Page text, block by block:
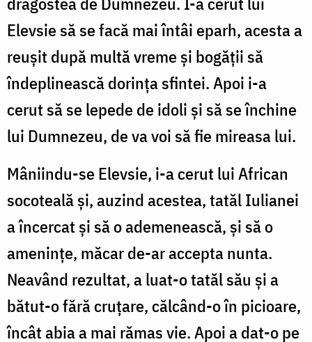
Elevsie să se facă mai întâi eparh, acesta a
reușit după multă vreme și bogății să
îndeplinească dorința sfintei. Apoi i-a
cerut să se lepede de idoli și să se închine
lui Dumnezeu, de va voi să fie mireasa lui.
Mâniindu-se Elevsie, i-a cerut lui African
socoteală și, auzind acestea, tatăl Iulianei
a încercat și să o ademenească, și să o
amenințe, măcar de-ar accepta nunta.
Neavând rezultat, a luat-o tatăl său și a
bătut-o fără cruțare, călcând-o în picioare,
încât abia a mai rămas vie. Apoi a dat-o pe